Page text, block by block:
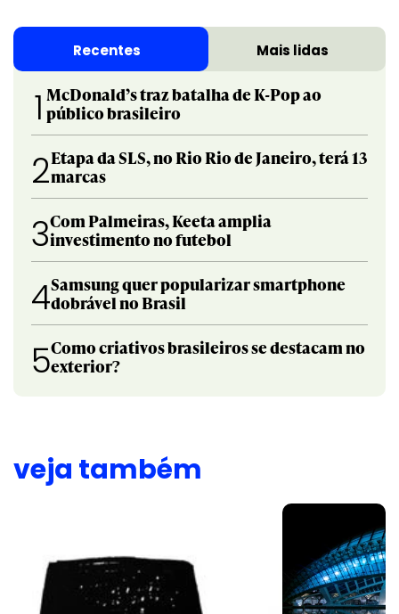
Recentes Mais lidas
1 McDonald’s traz batalha de K-Pop ao
público brasileiro
2Etapa da SLS, no Rio Rio de Janeiro, terá 13
marcas
3Com Palmeiras, Keeta amplia
investimento no futebol
4Samsung quer popularizar smartphone
dobrável no Brasil
5Como criativos brasileiros se destacam no
exterior?
veja também